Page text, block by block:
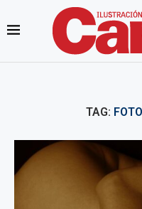
TAG: